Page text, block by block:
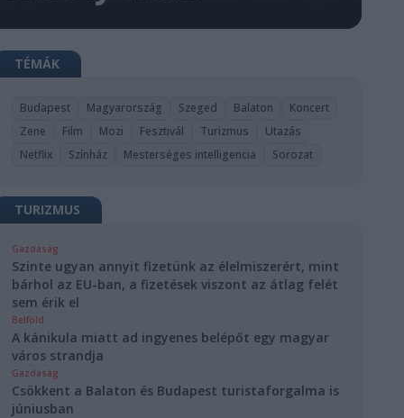
TÉMÁK
Budapest Magyarország Szeged Balaton
Koncert
Zene
Film Mozi Fesztivál Turizmus
Utazás
Netflix
Színház Mesterséges intelligencia Sorozat
TURIZMUS
Gazdaság
Szinte ugyan annyit fizetünk az élelmiszerért, mint
bárhol az EU-ban, a fizetések viszont az átlag felét
sem érik el
Belföld
A kánikula miatt ad ingyenes belépőt egy magyar
város strandja
Gazdaság
Csökkent a Balaton és Budapest turistaforgalma is
júniusban